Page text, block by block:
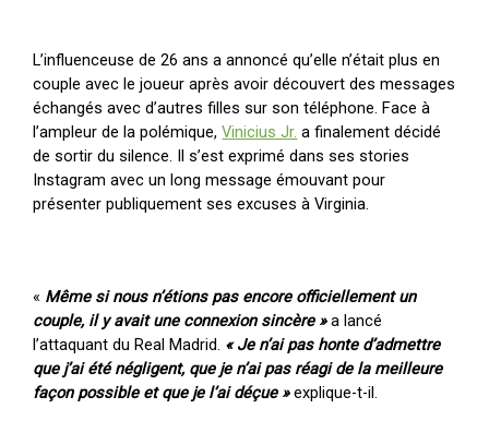
L’influenceuse de 26 ans a annoncé qu’elle n’était plus en
couple avec le joueur après avoir découvert des messages
échangés avec d’autres filles sur son téléphone. Face à
l’ampleur de la polémique,Vinicius Jr. a finalement décidé
de sortir du silence. Il s’est exprimé dans ses stories
Instagram avec un long message émouvant pour
présenter publiquement ses excuses à Virginia.
« Même si nous n’étions pas encore officiellement un
couple, il y avait une connexion sincère »a lancé
l’attaquant du Real Madrid. « Je n’ai pas honte d’admettre
que j’ai été négligent, que je n’ai pas réagi de la meilleure
façon possible et que je l’ai déçue »explique-t-il.